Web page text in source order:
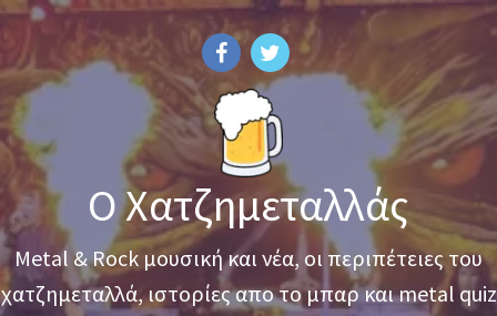
Skip
content
Ο Χατζημεταλλάς
Metal & Rock μουσική και νέα, οι περιπέτειες του
χατζημεταλλά, ιστορίες απο το μπαρ και metal quiz